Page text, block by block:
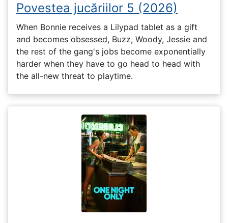
Povestea jucăriilor 5 (2026)
When Bonnie receives a Lilypad tablet as a gift
and becomes obsessed, Buzz, Woody, Jessie and
the rest of the gang's jobs become exponentially
harder when they have to go head to head with
the all-new threat to playtime.